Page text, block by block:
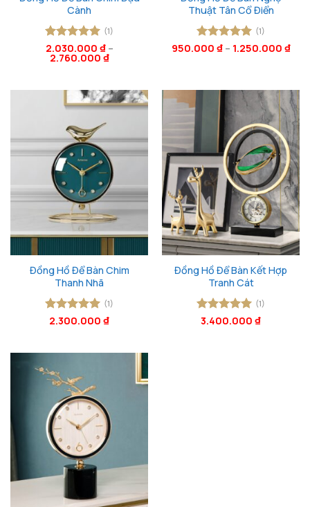
Cành
Được xếp
hạng55
(1)
2.030.000 ₫–
2.760.000 ₫
Thuật Tân Cổ Điển
Được xếp
(1)
950.000 ₫– 1.250.000 ₫
Đồng Hồ Để Bàn Chim
Thanh Nhã
Được xếp
(1)
2.300.000 ₫
Đồng Hồ Để Bàn Kết Hợp
Tranh Cát
Được xếp
(1)
3.400.000 ₫